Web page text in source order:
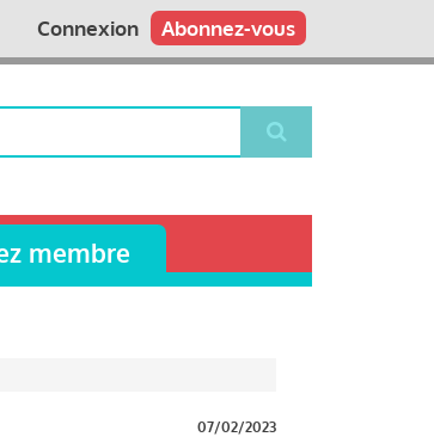
Abonnez-vous
Connexion
membre
07/02/2023